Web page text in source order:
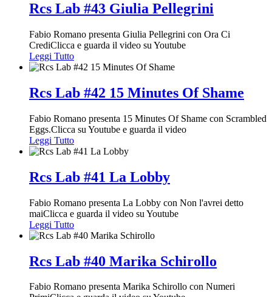
Rcs Lab #43 Giulia Pellegrini
Fabio Romano presenta Giulia Pellegrini con Ora Ci
CrediClicca e guarda il video su Youtube
Leggi Tutto
Rcs Lab #42 15 Minutes Of Shame
Fabio Romano presenta 15 Minutes Of Shame con Scrambled
Eggs.Clicca su Youtube e guarda il video
Leggi Tutto
Rcs Lab #41 La Lobby
Fabio Romano presenta La Lobby con Non l'avrei detto
maiClicca e guarda il video su Youtube
Leggi Tutto
Rcs Lab #40 Marika Schirollo
Fabio Romano presenta Marika Schirollo con Numeri